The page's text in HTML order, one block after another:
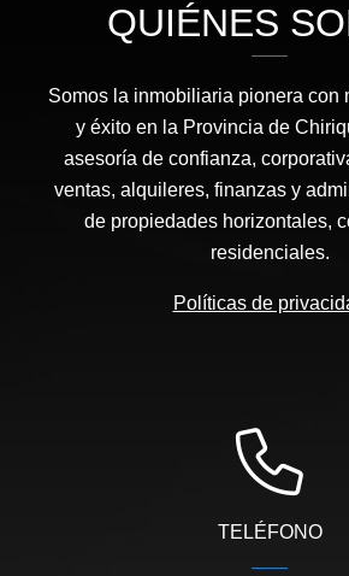
QUIÉNES
Somos la inmobiliaria pionera con
y éxito en la Provincia de
asesoría de confianza,
ventas, alquileres, finanzas y
de propiedades horizontales,
residenciales.
Políticas de
TELÉFONO